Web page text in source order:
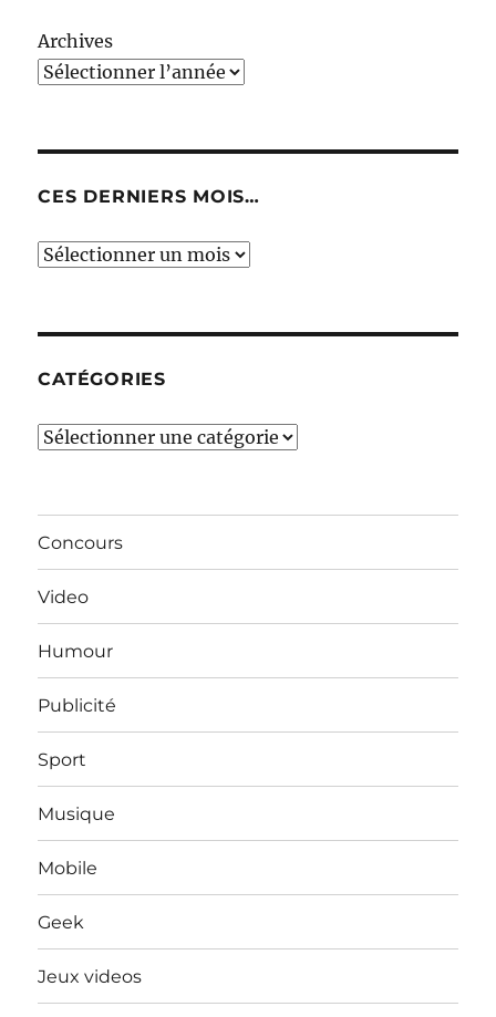
Archives
CES DERNIERS MOIS…
Ces
CATÉGORIES
Catégories
Concours
Video
Humour
Publicité
Sport
Musique
Mobile
Geek
Jeux videos